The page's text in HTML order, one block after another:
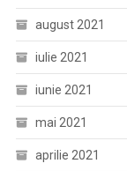
august 2021
iulie 2021
iunie 2021
mai 2021
aprilie 2021